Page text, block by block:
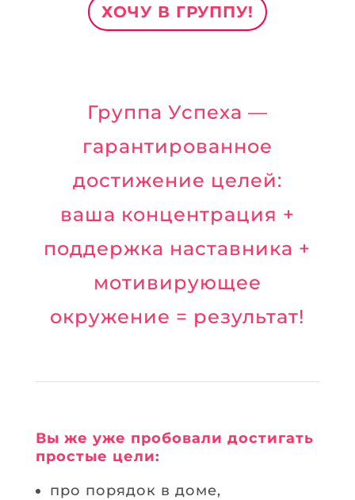
ХОЧУ В ГРУППУ!
Группа Успеха —
гарантированное
достижение целей:
ваша концентрация +
поддержка наставника +
мотивирующее
окружение = результат!
Вы же уже пробовали достигать
простые цели:
про порядок в доме,